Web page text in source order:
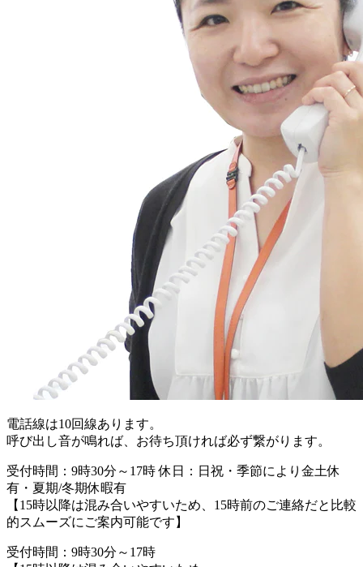
電話線は10回線あります。
呼び出し音が鳴れば、お待ち頂ければ必ず繋がります。
受付時間：9時30分～17時 休日：日祝・季節により金土休
有・夏期/冬期休暇有
【15時以降は混み合いやすいため、15時前のご連絡だと比較
的スムーズにご案内可能です】
受付時間：9時30分～17時